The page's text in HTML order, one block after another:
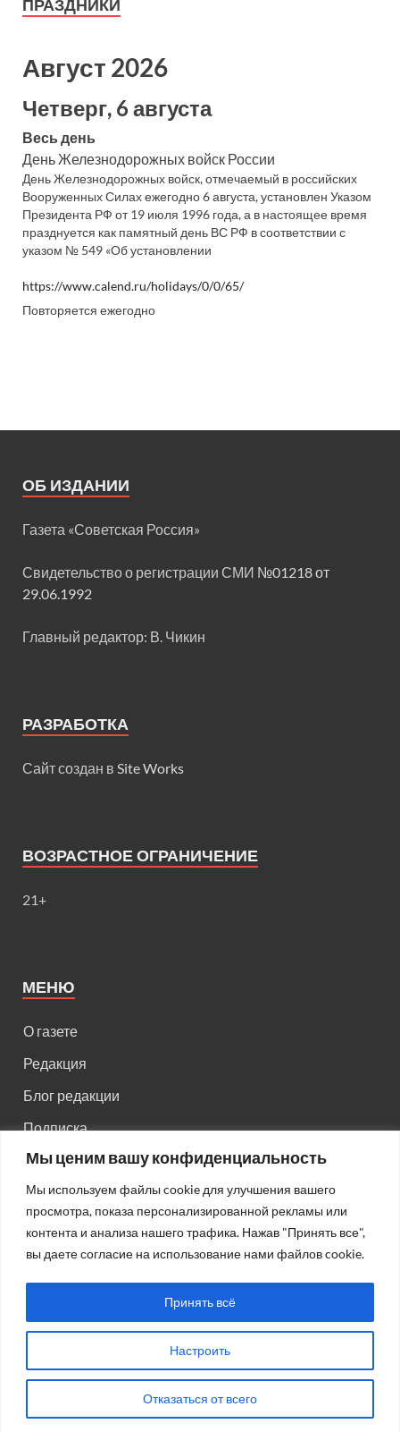
Мы ценим вашу конфиденциальность
Мы используем файлы cookie для улучшения вашего
просмотра, показа персонализированной рекламы или
контента и анализа нашего трафика. Нажав "Принять все",
вы даете согласие на использование нами файлов cookie.
Настроить
Отказаться от всего
Принять всё
ПРАЗДНИКИ
Август 2026
Четверг, 6 августа
Весь день
День Железнодорожных войск России
День Железнодорожных войск, отмечаемый в российских
Вооруженных Силах ежегодно 6 августа, установлен Указом
Президента РФ от 19 июля 1996 года, а в настоящее время
празднуется как памятный день ВС РФ в соответствии с
указом № 549 «Об установлении
https://www.calend.ru/holidays/0/0/65/
Повторяется ежегодно
ОБ ИЗДАНИИ
Газета «Советская Россия»
Свидетельство о регистрации СМИ №01218 от
29.06.1992
Главный редактор: В. Чикин
РАЗРАБОТКА
Сайт создан в Site Works
ВОЗРАСТНОЕ ОГРАНИЧЕНИЕ
21+
МЕНЮ
О газете
Редакция
Блог редакции
Подписка
Правила поведения на сайте
Реклама
Старый сайт
Старый HTML сайт
Авторсие права: © 2026Газета "Советская Россия".